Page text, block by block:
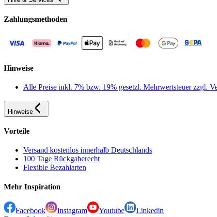
Zahlungsmethoden
Hinweise
Alle Preise inkl. 7% bzw. 19% gesetzl. Mehrwertsteuer zzgl.
Hinweise
Vorteile
Versand kostenlos innerhalb Deutschlands
100 Tage Rückgaberecht
Flexible Bezahlarten
Mehr Inspiration
Facebook Instagram Youtube
Linkedin